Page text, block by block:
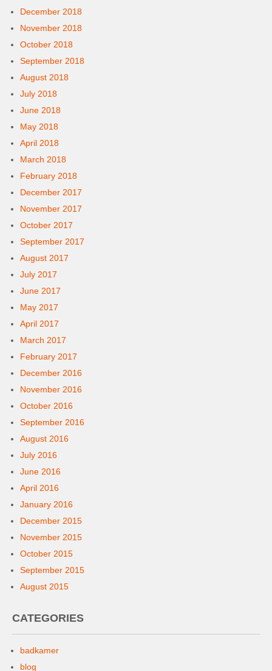
December 2018
November 2018
October 2018
September 2018
August 2018
July 2018
June 2018
May 2018
April 2018
March 2018
February 2018
December 2017
November 2017
October 2017
September 2017
August 2017
July 2017
June 2017
May 2017
April 2017
March 2017
February 2017
December 2016
November 2016
October 2016
September 2016
August 2016
July 2016
June 2016
April 2016
January 2016
December 2015
November 2015
October 2015
September 2015
August 2015
CATEGORIES
badkamer
blog